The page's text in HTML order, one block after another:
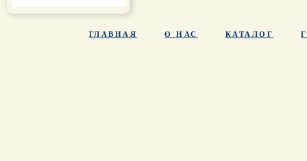
ГЛАВНАЯ О НАС КАТАЛОГ